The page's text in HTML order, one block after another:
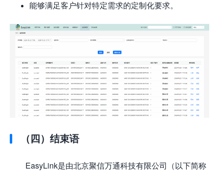
能够满足客户针对特定需求的定制化要求。
（四）结束语
EasyLink是由北京聚信万通科技有限公司（以下简称